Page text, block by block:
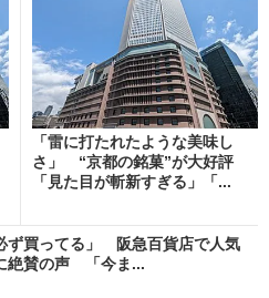
「雷に打たれたような美味し
さ」 “京都の銘菓”が大好評
「見た目が斬新すぎる」「...
ず買ってる」 阪急百貨店で人気
絶賛の声 「今ま...